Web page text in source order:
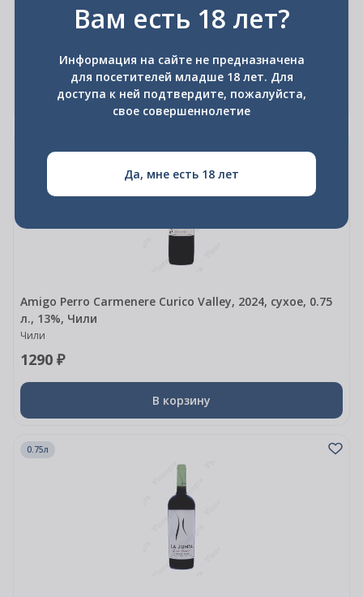
13%, Италия
2300 ₽
В корзину
Amigo Perro Carmenere Curico Valley, 2024, сухое, 0.75
л., 13%, Чили
Чили
1290 ₽
В корзину
0.75л
Вам есть 18 лет?
Информация на сайте не предназначена
для посетителей младше 18 лет. Для
доступа к ней подтвердите, пожалуйста,
свое совершеннолетие
Да, мне есть 18 лет